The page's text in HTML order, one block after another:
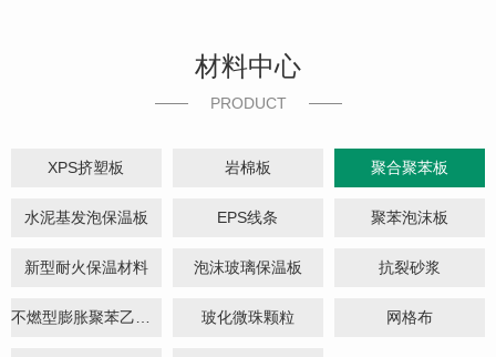
材料中心
PRODUCT
XPS挤塑板 岩棉板 聚合聚苯板
水泥基发泡保温板 EPS线条 聚苯泡沫板
新型耐火保温材料 泡沫玻璃保温板 抗裂砂浆
玻化微珠颗粒 网格布